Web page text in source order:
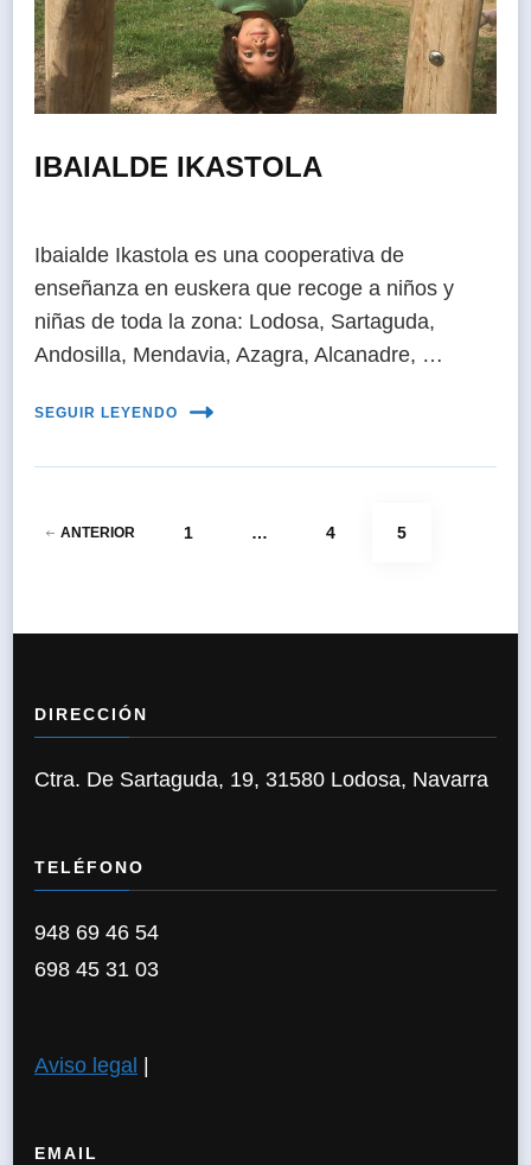
IBAIALDE IKASTOLA
Ibaialde Ikastola es una cooperativa de
enseñanza en euskera que recoge a niños y
niñas de toda la zona: Lodosa, Sartaguda,
Andosilla, Mendavia, Azagra, Alcanadre, …
SEGUIR LEYENDO
Paginación
ANTERIOR PÁGINA
1 … PÁGINA
4 PÁGINA
5
DIRECCIÓN
Ctra. De Sartaguda, 19, 31580 Lodosa, Navarra
TELÉFONO
948 69 46 54
698 45 31 03
Aviso legal
EMAIL